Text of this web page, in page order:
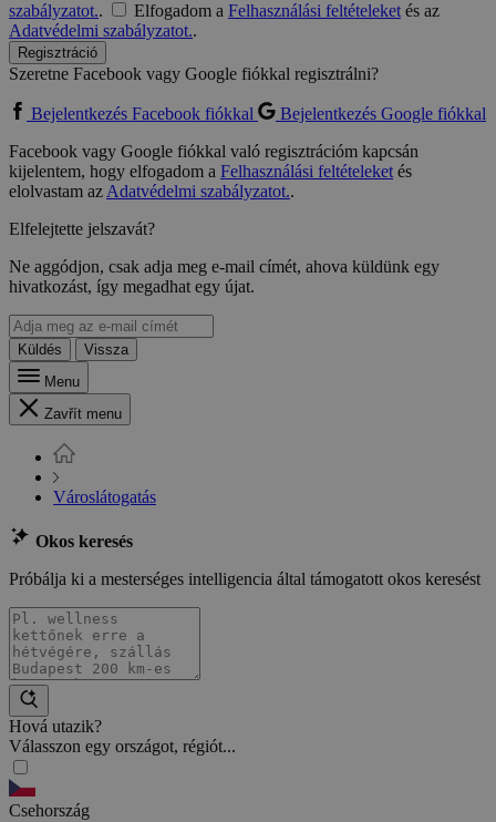
szabályzatot.. Elfogadom a Felhasználási feltételeketés az
Adatvédelmi szabályzatot..
Regisztráció
Szeretne Facebook vagy Google fiókkal regisztrálni?
Bejelentkezés Facebook fiókkal
Bejelentkezés Google fiókkal
Facebook vagy Google fiókkal való regisztrációm kapcsán
kijelentem, hogy elfogadom a Felhasználási feltételeketés
elolvastam azAdatvédelmi szabályzatot..
Elfelejtette jelszavát?
Ne aggódjon, csak adja meg e-mail címét, ahova küldünk egy
hivatkozást, így megadhat egy újat.
Küldés
Vissza
Menu
Zavřít menu
Városlátogatás
Okos keresés
Próbálja ki a mesterséges intelligencia által támogatott okos keresést
Hová utazik?
Válasszon egy országot, régiót...
Csehország